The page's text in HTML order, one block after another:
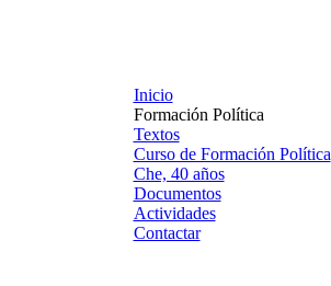
Inicio
Formación Política
Textos
Curso de Formación Política
Che, 40 años
Documentos
Actividades
Contactar